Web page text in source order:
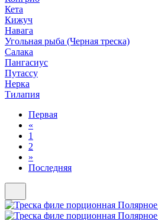
Кета
Кижуч
Навага
Угольная рыба (Черная треска)
Салака
Пангасиус
Путассу
Нерка
Тилапия
Первая
«
1
2
»
Последняя